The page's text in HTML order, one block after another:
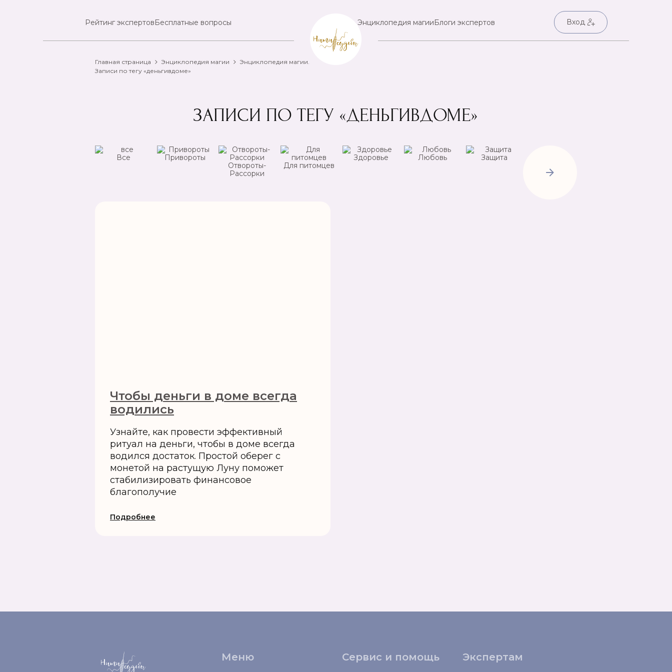
Рейтинг экспертовБесплатные вопросы Энциклопедия магииБлоги экспертов Вход
Главная страница Энциклопедия магии
Энциклопедия магии.
Записи по тегу «деньгивдоме»
ЗАПИСИ ПО ТЕГУ «ДЕНЬГИВДОМЕ»
Все
Привороты
Отвороты-
Рассорки
Для питомцев
Здоровье Любовь Защита
Чтобы деньги в доме всегда
водились
Узнайте, как провести эффективный
ритуал на деньги, чтобы в доме всегда
водился достаток. Простой оберег с
монетой на растущую Луну поможет
стабилизировать финансовое
благополучие
Подробнее
Меню Сервис и помощь Экспертам